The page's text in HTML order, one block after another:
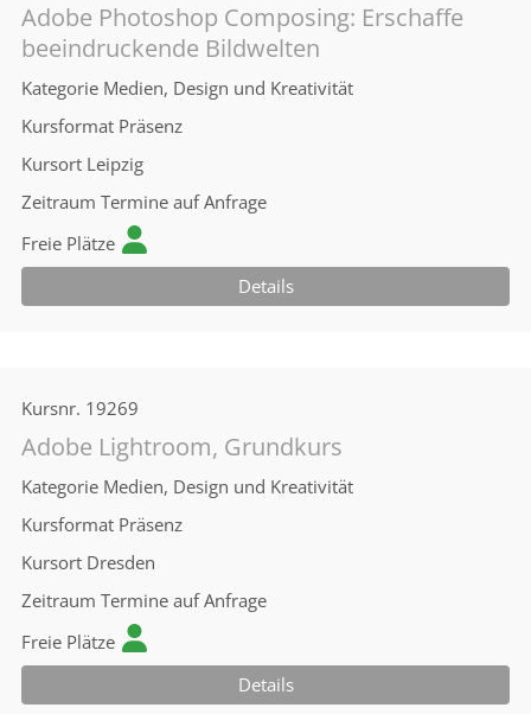
Adobe Photoshop Composing: Erschaffe
beeindruckende Bildwelten
Kategorie Medien, Design und Kreativität
Kursformat Präsenz
Kursort Leipzig
Zeitraum Termine auf Anfrage
Freie Plätze
Details
Kursnr. 19269
Adobe Lightroom, Grundkurs
Kategorie Medien, Design und Kreativität
Kursformat Präsenz
Kursort Dresden
Zeitraum Termine auf Anfrage
Freie Plätze
Details